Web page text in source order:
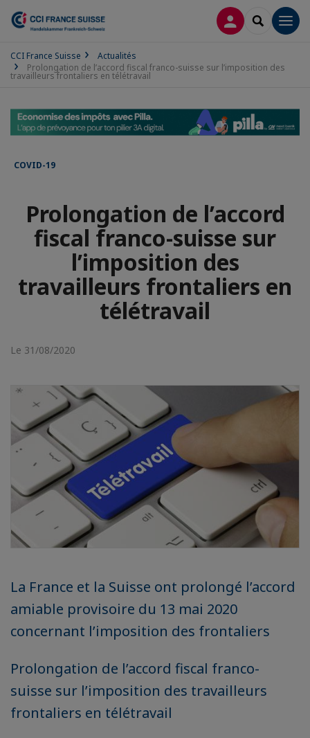
CONNEXION
CCI France Suisse
Actualités
Prolongation de l’accord fiscal franco-suisse sur l’imposition des
travailleurs frontaliers en télétravail
COVID-19
Prolongation de l’accord
fiscal franco-suisse sur
l’imposition des
travailleurs frontaliers en
télétravail
Le 31/08/2020
La France et la Suisse ont prolongé l’accord
amiable provisoire du 13 mai 2020
concernant l’imposition des frontaliers
Prolongation de l’accord fiscal franco-
suisse sur l’imposition des travailleurs
frontaliers en télétravail